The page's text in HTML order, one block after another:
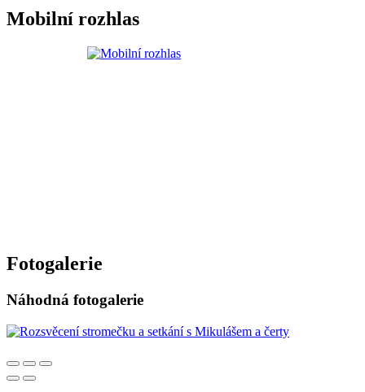
Mobilní rozhlas
Fotogalerie
Náhodná fotogalerie